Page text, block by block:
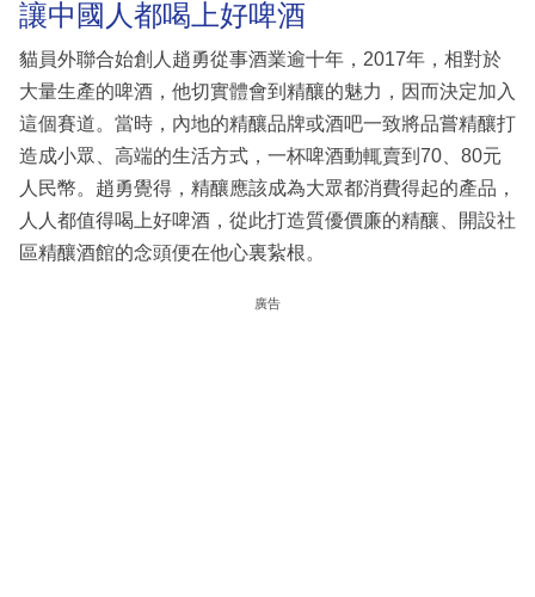
讓中國人都喝上好啤酒
貓員外聯合始創人趙勇從事酒業逾十年，2017年，相對於
大量生產的啤酒，他切實體會到精釀的魅力，因而決定加入
這個賽道。當時，內地的精釀品牌或酒吧一致將品嘗精釀打
造成小眾、高端的生活方式，一杯啤酒動輒賣到70、80元
人民幣。趙勇覺得，精釀應該成為大眾都消費得起的產品，
人人都值得喝上好啤酒，從此打造質優價廉的精釀、開設社
區精釀酒館的念頭便在他心裏紥根。
廣告